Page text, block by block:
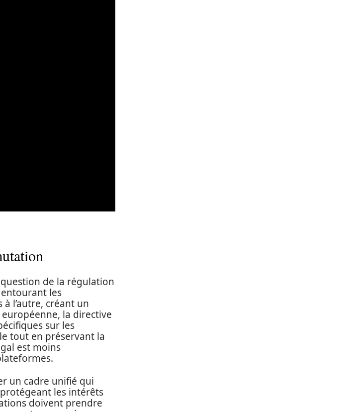
de la régulation
les
l’autre, créant un
la directive
sur les
tout en préservant la
est moins
un cadre unifié qui
les intérêts
doivent prendre